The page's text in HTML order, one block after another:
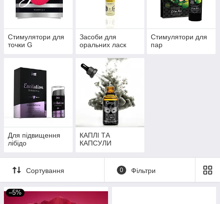
Стимулятори для
точки G
Засоби для
оральних ласк
Стимулятори для
пар
Для підвищення
лібідо
КАПЛІ ТА
КАПСУЛИ
Сортування 0 Фільтри
–5%